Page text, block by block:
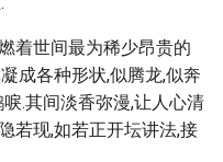
着世间最为稀少昂贵的
成各种形状,似腾龙,似奔
.其间淡香弥漫,让人心清
若现,如若正开坛讲法,接